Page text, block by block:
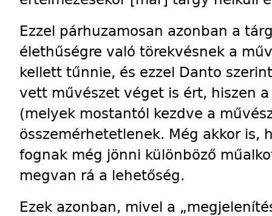
Ezzel párhuzamosan azonban a
élethűségre való törekvésnek a
kellett tűnnie, és ezzel Danto
vett művészet véget is ért, hiszen
(melyek mostantól kezdve a
összemérhetetlenek. Még akkor is,
fognak még jönni különböző
megvan rá a lehetőség.
Ezek azonban, mivel a